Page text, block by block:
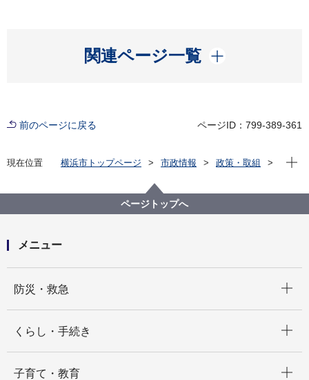
関連ページ一覧
開く
前のページに戻る ページID：799-389-361
現在位置 横浜市トップページ 市政情報
政策・取組
横浜市世界を目指す若者応援事業
現在
ページトップへ
メニュー
防災・救急
くらし・手続き
子育て・教育